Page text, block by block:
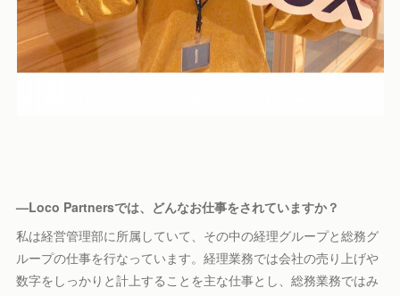
—Loco Partnersでは、どんなお仕事をされていますか？
私は経営管理部に所属していて、その中の経理グループと総務グ
ループの仕事を行なっています。経理業務では会社の売り上げや
数字をしっかりと計上することを主な仕事とし、総務業務ではみ